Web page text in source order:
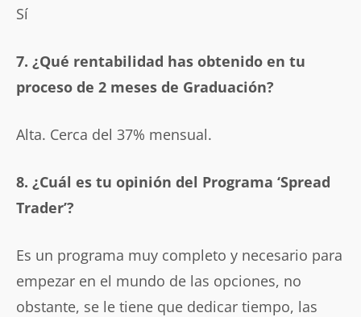
Sí
7. ¿Qué rentabilidad has obtenido en tu
proceso de 2 meses de Graduación?
Alta. Cerca del 37% mensual.
8. ¿Cuál es tu opinión del Programa ‘Spread
Trader’?
Es un programa muy completo y necesario para
empezar en el mundo de las opciones, no
obstante, se le tiene que dedicar tiempo, las